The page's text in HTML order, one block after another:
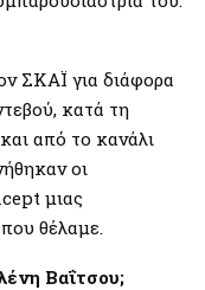
ΣΚΑΪ για διάφορα
κατά τη
από το κανάλι
οι
μιας
θέλαμε.
Βαΐτσου;